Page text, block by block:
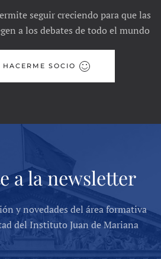
seguir creciendo para que las
a los debates de todo el mundo
HACERME SOCIO
a la newsletter
y novedades del área formativa
del Instituto Juan de Mariana